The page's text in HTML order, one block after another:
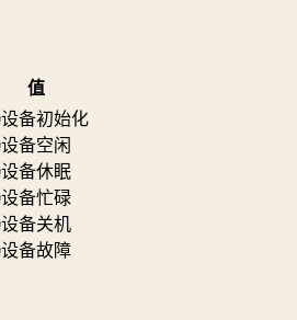
值
设备初始化
设备空闲
设备休眠
设备忙碌
设备关机
设备故障